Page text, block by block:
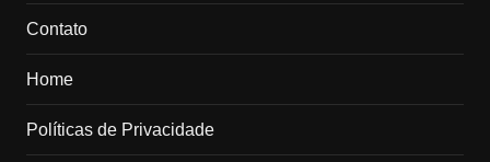
Contato
Home
Políticas de Privacidade